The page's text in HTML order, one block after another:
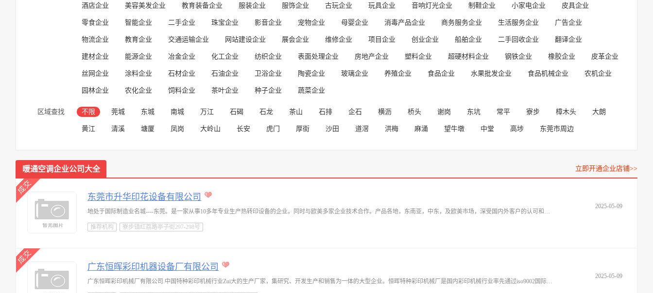
酒店企业 美容美发企业 教育装备企业 服装企业 服饰企业 古玩企业 玩具企业 音响灯光企业 制鞋企业 小家电企业 皮具企业
零食企业 智能企业 二手企业 珠宝企业 影音企业 宠物企业 母婴企业 消毒产品企业 商务服务企业 生活服务企业 广告企业
物流企业 教育企业 交通运输企业 网站建设企业 展会企业 维修企业 项目企业 创业企业 船舶企业 二手回收企业 翻译企业
建材企业 能源企业 冶金企业 化工企业 纺织企业 表面处理企业 房地产企业 塑料企业 超硬材料企业 钢铁企业 橡胶企业 皮革企业
丝网企业 涂料企业 石材企业 石油企业 卫浴企业 陶瓷企业 玻璃企业 养殖企业 食品企业 水果批发企业 食品机械企业 农机企业
园林企业 农化企业 饲料企业 茶叶企业 种子企业 蔬菜企业
区域查找 不限 莞城 东城 南城 万江 石碣 石龙 茶山 石排 企石 横沥 桥头 谢岗 东坑 常平 寮步 樟木头 大朗
黄江 清溪 塘厦 凤岗 大岭山 长安 虎门 厚街 沙田 道滘 洪梅 麻涌 望牛墩 中堂 高埗 东莞市周边
暖通空调企业公司大全 立即开通企业店铺>>
2025-05-09
东莞市升华印花设备有限公司
地处于国际制造业名城----东莞。是一家从事10多年专业生产热转印设备的企业。同时与欧美多家企业技术合作。产品各地，东南亚，中东，及欧美市场，深受国内外客户的认可和赞同。我们的印花设备广泛适用于纺织布料制品，陶瓷制品，金属制品的热转印印花
推荐机构 寮步镇红荔路亭子街297-298号
2025-05-09
广东恒晖彩印机器设备厂有限公司
广东恒晖彩印机械厂有限公司.中国特种彩印机械行业Zui大的生产厂家，集研究、开发生产和销售为一体的大型企业。恒晖特种彩印机械厂是国内彩印机械行业率先通过iso9002国际质量体系认证企业是国际网印协会会员，中国网印协会常务理事。公司引